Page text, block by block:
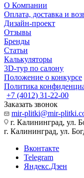
О Компании
Оплата, доставка и
Дизайн-проект
Отзывы
Бренды
Статьи
Калькуляторы
3D-тур по салону
Положение о конкурсе
Политика
+7 (4012) 31-22-00
Заказать звонок
mir-plitki@mir-
г. Калининград, ул.
г. Калининград, ул.
Вконтакте
Telegram
Яндекс.Дзен